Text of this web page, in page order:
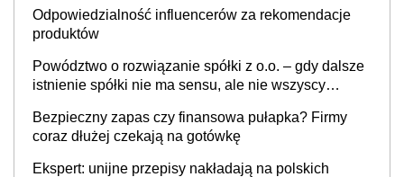
Odpowiedzialność influencerów za rekomendacje
produktów
Powództwo o rozwiązanie spółki z o.o. – gdy dalsze
istnienie spółki nie ma sensu, ale nie wszyscy
Bezpieczny zapas czy finansowa pułapka? Firmy
coraz dłużej czekają na gotówkę
Ekspert: unijne przepisy nakładają na polskich